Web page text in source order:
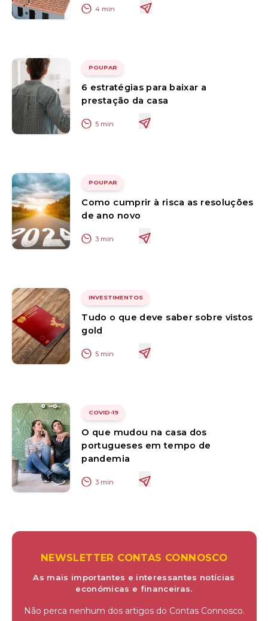
4 min
POUPAR
6 estratégias para baixar a
prestação da casa
5 min
POUPAR
Como cumprir à risca as resoluções
de ano novo
3 min
INVESTIMENTOS
Tudo o que deve saber sobre vistos
gold
5 min
COVID-19
O que mudou na casa dos
portugueses em tempo de
pandemia
3 min
NEWSLETTER CONTAS CONNOSCO
As mais importantes e interessantes notícias
económicas e financeiras.
Não perca nenhum dos artigos do Contas Connosco.